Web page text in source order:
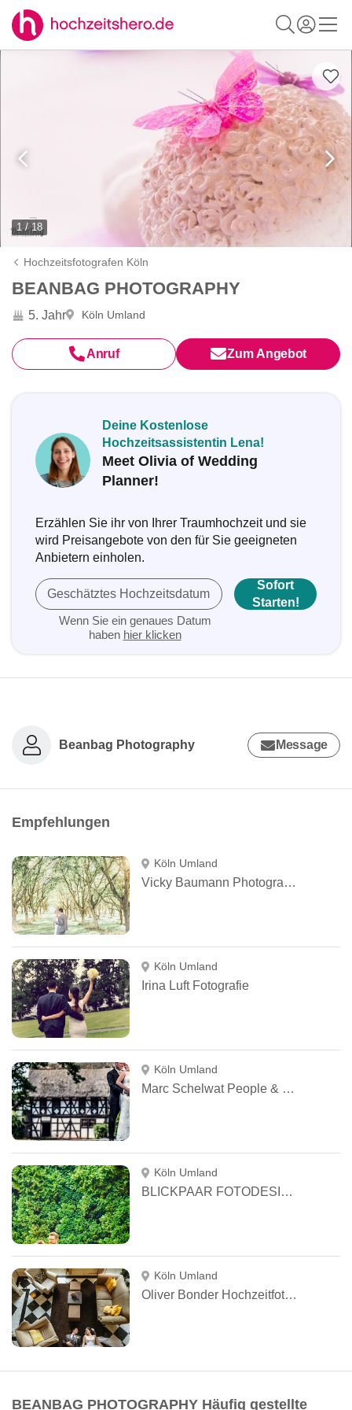
1 / 18
Hochzeitsfotografen Köln
BEANBAG PHOTOGRAPHY
5. Jahr Köln Umland
Anruf Zum Angebot
Deine Kostenlose
Hochzeitsassistentin Lena!
Meet Olivia of Wedding
Planner!
Erzählen Sie ihr von Ihrer Traumhochzeit und sie
wird Preisangebote von den für Sie geeigneten
Anbietern einholen.
Geschätztes Hochzeitsdatum
Wenn Sie ein genaues Datum
haben hier klicken
Sofort
Starten!
Beanbag Photography Message
Empfehlungen
Köln Umland
Vicky Baumann Photography
Köln Umland
Irina Luft Fotografie
Köln Umland
Marc Schelwat People & Hochzeitsfotograf
Köln Umland
BLICKPAAR FOTODESIGN
Köln Umland
Oliver Bonder Hochzeitfotografie
BEANBAG PHOTOGRAPHY Häufig gestellte